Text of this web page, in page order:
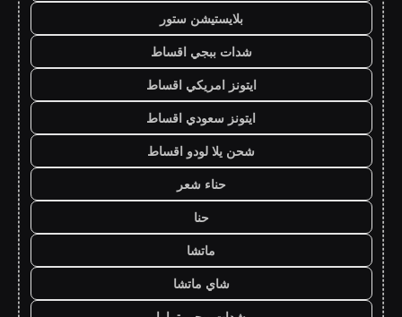
بلايستيشن ستور
شدات ببجي اقساط
ايتونز امريكي اقساط
ايتونز سعودي اقساط
شحن يلا لودو اقساط
حناء شعر
حنا
ماتشا
شاي ماتشا